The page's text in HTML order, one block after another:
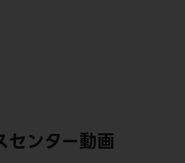
センター動画